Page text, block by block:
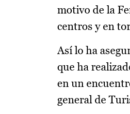
motivo de la
centros y en
Así lo ha
que ha
en un
general de